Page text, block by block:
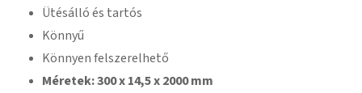
Ütésálló és tartós
Könnyű
Könnyen felszerelhető
Méretek: 300 x 14,5 x 2000 mm